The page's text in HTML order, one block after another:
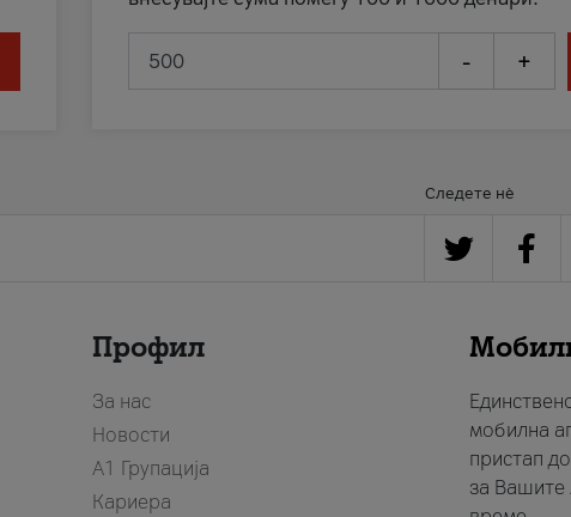
- +
Следете нè
Профил
За нас
Новости
А1 Групација
Кариера
мобилна
пристап
за Вашите